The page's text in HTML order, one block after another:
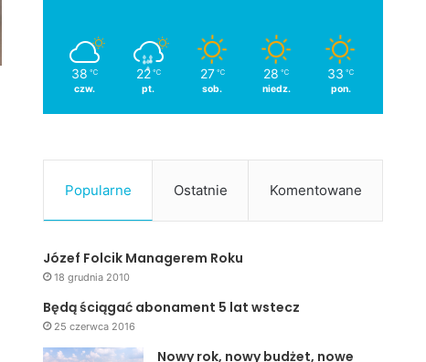
38 ℃
czw.
22 ℃
pt.
27 ℃
sob.
28 ℃
niedz.
33 ℃
pon.
Popularne Ostatnie Komentowane
Józef Folcik Managerem Roku
18 grudnia 2010
Będą ściągać abonament 5 lat wstecz
25 czerwca 2016
Nowy rok, nowy budżet, nowe